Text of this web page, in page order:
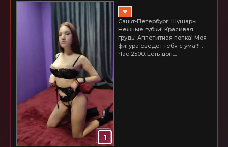
1
♥
Санкт-Петербург. Шушары. .
Нежные губки! Красивая
грудь! Аппетитная попка! Моя
фигура сведет тебя с ума!!! . .
Час 2500. Есть доп....